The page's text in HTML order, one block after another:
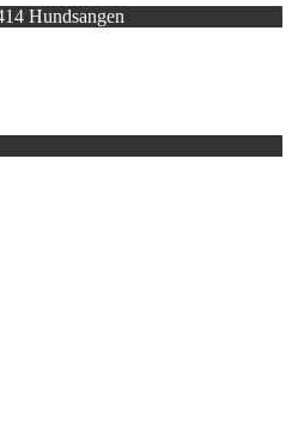
Hundsangen